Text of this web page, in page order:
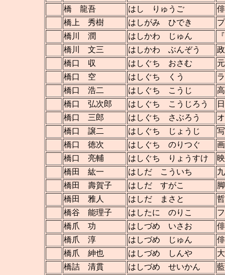
橋 龍吾
はし りゅうご
橋上 秀樹
はしがみ ひでき
橋川 潤
はしかわ じゅん
橋川 文三
はしかわ ぶんぞう
橋口 収
はしぐち おさむ
橋口 空
はしぐち くう
橋口 浩二
はしぐち こうじ
橋口 弘次郎
はしぐち こうじろう
橋口 三郎
はしぐち さぶろう
橋口 譲二
はしぐち じょうじ
橋口 徳次
はしぐち のりつぐ
橋口 亮輔
はしぐち りょうすけ
橋田 紘一
はしだ こういち
橋田 壽賀子
はしだ すがこ
橋田 雅人
はしだ まさと
橋谷 能理子
はしたに のりこ
橋爪 功
はしづめ いさお
橋爪 淳
はしづめ じゅん
橋爪 紳也
はしづめ しんや
橋詰 清貫
はしづめ せいかん